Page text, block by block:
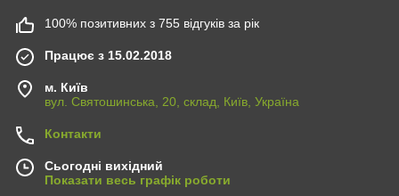
100% позитивних з 755 відгуків за рік
Працює з 15.02.2018
м. Київ
вул. Святошинська, 20, склад, Київ, Україна
Контакти
Сьогодні вихідний
Показати весь графік роботи